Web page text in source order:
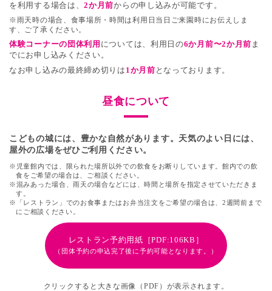
を利用する場合は、2か月前からの申し込みが可能です。
※雨天時の場合、食事場所・時間は利用日当日ご来園時にお伝えしま
す、ご了承ください。
体験コーナーの団体利用 については、利用日の6か月前〜2か月前 ま
でにお申し込みください。
なお申し込みの最終締め切りは 1か月前 となっております。
昼食について
こどもの城には、豊かな自然があります。天気のよい日には、
屋外の広場をぜひご利用ください。
※児童館内では、限られた場所以外での飲食をお断りしています。館内での飲
食をご希望の場合は、ご相談ください。
※混みあった場合、雨天の場合などには、時間と場所を指定させていただきま
す。
※「レストラン」でのお食事またはお弁当注文をご希望の場合は、2週間前まで
にご相談ください。
レストラン予約用紙［PDF:106KB］
（団体予約の申込完了後に予約可能となります。）
クリックすると大きな画像（PDF）が表示されます。